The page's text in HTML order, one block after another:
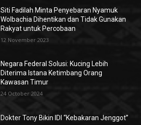
Siti Fadilah Minta Penyebaran Nyamuk
Wolbachia Dihentikan dan Tidak Gunakan
Rakyat untuk Percobaan
12 November 2023
Negara Federal Solusi: Kucing Lebih
Diterima Istana Ketimbang Orang
Kawasan Timur
24 October 2024
Dokter Tony Bikin IDI “Kebakaran Jenggot”